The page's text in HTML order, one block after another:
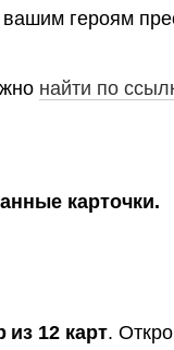
героям
найти по
карточки.
из 12 карт.